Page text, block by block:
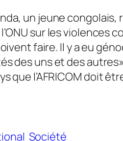
un jeune
sur les violences
faire. Il y a eu
des uns et des
que l’AFRICOM doit
Société